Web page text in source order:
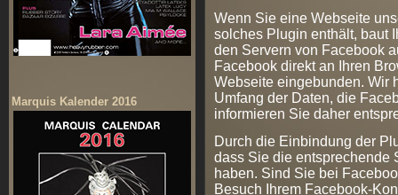
Marquis Kalender 2016
Wenn Sie eine Webseite
solches Plugin enthält, baut
den Servern von Facebook
Facebook direkt an Ihren
Webseite eingebunden. Wir
Umfang der Daten, die
informieren Sie daher
Durch die Einbindung der
dass Sie die entsprechende
haben. Sind Sie bei
Besuch Ihrem Facebook-